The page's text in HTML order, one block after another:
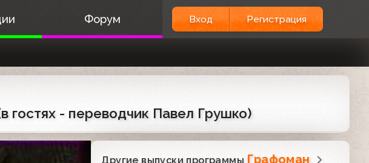
Форум Вход Регистрация
гостях - переводчик Павел Грушко)
Другие выпуски программы Графоман